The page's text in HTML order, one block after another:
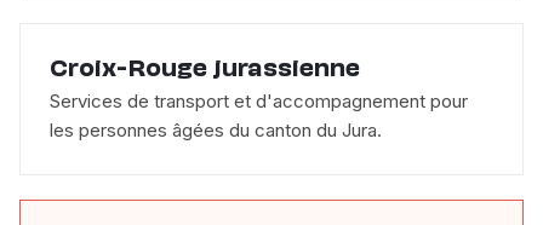
Croix-Rouge jurassienne
Services de transport et d'accompagnement pour
les personnes âgées du canton du Jura.